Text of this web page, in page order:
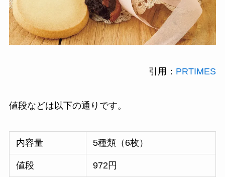
引用： PRTIMES
値段などは以下の通りです。
内容量 5種類（6枚）
値段 972円